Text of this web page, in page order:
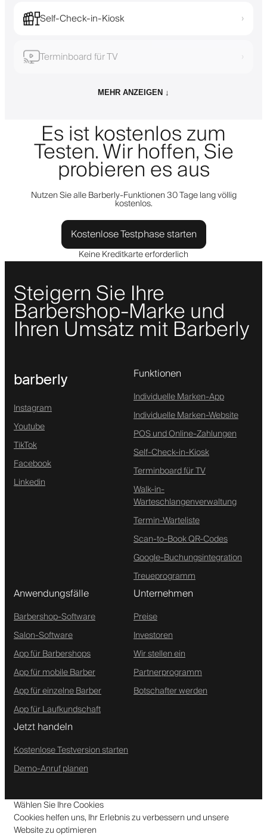
Self-Check-in-Kiosk ›
Terminboard für TV ›
MEHR ANZEIGEN ↓
Es ist kostenlos zum
Testen. Wir hoffen, Sie
probieren es aus
Nutzen Sie alle Barberly-Funktionen 30 Tage lang völlig
kostenlos.
Kostenlose Testphase starten
Keine Kreditkarte erforderlich
Steigern Sie Ihre
Barbershop-Marke und
Ihren Umsatz mit Barberly
barberly
Instagram
Youtube
TikTok
Facebook
Linkedin
Funktionen
Individuelle Marken-App
Individuelle Marken-Website
POS und Online-Zahlungen
Self-Check-in-Kiosk
Terminboard für TV
Walk-in-
Warteschlangenverwaltung
Termin-Warteliste
Scan-to-Book QR-Codes
Google-Buchungsintegration
Treueprogramm
Anwendungsfälle
Barbershop-Software
Salon-Software
App für Barbershops
App für mobile Barber
App für einzelne Barber
App für Laufkundschaft
Unternehmen
Preise
Investoren
Wir stellen ein
Partnerprogramm
Botschafter werden
Jetzt handeln
Kostenlose Testversion starten
Demo-Anruf planen
Wählen Sie Ihre Cookies
Cookies helfen uns, Ihr Erlebnis zu verbessern und unsere
Website zu optimieren